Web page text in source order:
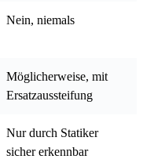
Nein, niemals
Möglicherweise, mit
Ersatzaussteifung
Nur durch Statiker
sicher erkennbar